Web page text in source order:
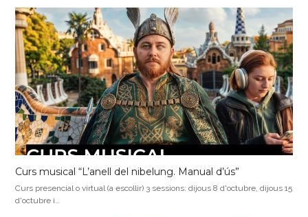
Curs musical “L’anell del nibelung. Manual d’ús”
Curs presencial o virtual (a escollir) 3 sessions: dijous 8 d'octubre, dijous 15
d'octubre i…